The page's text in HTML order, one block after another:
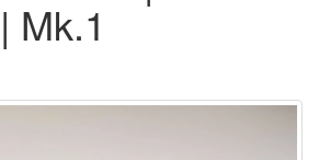
Mk.1